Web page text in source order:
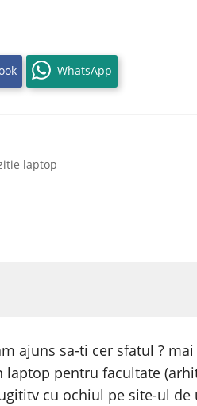
WhatsApp
laptop
ajuns sa-ti cer sfatul ?
pentru facultate
cu ochiul pe site-ul